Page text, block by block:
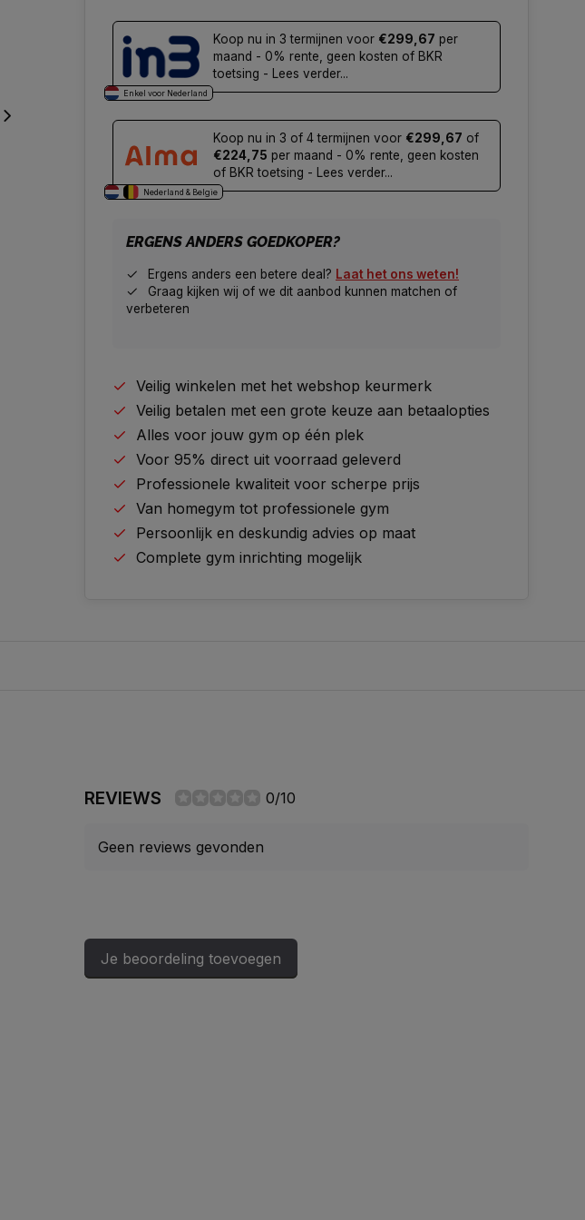
Enkel voor Nederland
Koop nu in 3 termijnen voor €299,67 per
maand - 0% rente, geen kosten of BKR
toetsing - Lees verder...
Nederland & Belgie
Koop nu in 3 of 4 termijnen voor €299,67 of
€224,75 per maand - 0% rente, geen kosten
of BKR toetsing - Lees verder...
ERGENS ANDERS GOEDKOPER?
Ergens anders een betere deal? Laat het ons weten!
Graag kijken wij of we dit aanbod kunnen matchen of
verbeteren
Veilig winkelen met het webshop keurmerk
Veilig betalen met een grote keuze aan betaalopties
Alles voor jouw gym op één plek
Voor 95% direct uit voorraad geleverd
Professionele kwaliteit voor scherpe prijs
Van homegym tot professionele gym
Persoonlijk en deskundig advies op maat
Complete gym inrichting mogelijk
REVIEWS 0/10
Geen reviews gevonden
Je beoordeling toevoegen